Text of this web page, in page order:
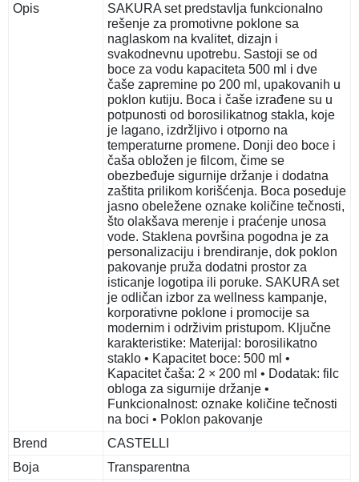
Opis
SAKURA set predstavlja funkcionalno
rešenje za promotivne poklone sa
naglaskom na kvalitet, dizajn i
svakodnevnu upotrebu. Sastoji se od
boce za vodu kapaciteta 500 ml i dve
čaše zapremine po 200 ml, upakovanih u
poklon kutiju. Boca i čaše izrađene su u
potpunosti od borosilikatnog stakla, koje
je lagano, izdržljivo i otporno na
temperaturne promene. Donji deo boce i
čaša obložen je filcom, čime se
obezbeđuje sigurnije držanje i dodatna
zaštita prilikom korišćenja. Boca poseduje
jasno obeležene oznake količine tečnosti,
što olakšava merenje i praćenje unosa
vode. Staklena površina pogodna je za
personalizaciju i brendiranje, dok poklon
pakovanje pruža dodatni prostor za
isticanje logotipa ili poruke. SAKURA set
je odličan izbor za wellness kampanje,
korporativne poklone i promocije sa
modernim i održivim pristupom. Ključne
karakteristike: Materijal: borosilikatno
staklo • Kapacitet boce: 500 ml •
Kapacitet čaša: 2 × 200 ml • Dodatak: filc
obloga za sigurnije držanje •
Funkcionalnost: oznake količine tečnosti
na boci • Poklon pakovanje
Brend
CASTELLI
Boja
Transparentna